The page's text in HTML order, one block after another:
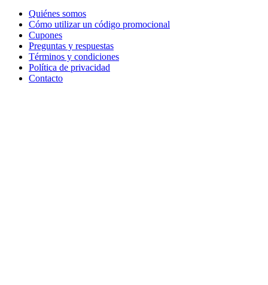
Quiénes somos
Cómo utilizar un código promocional
Cupones
Preguntas y respuestas
Términos y condiciones
Política de privacidad
Contacto